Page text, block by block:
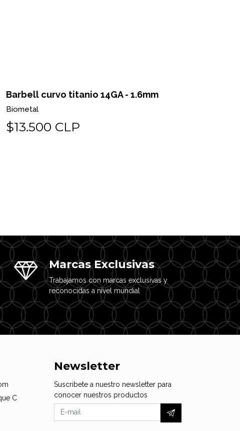
Barbell curvo 16GA - 1.2mm
Biometal
$13.500 CLP
Marcas Exclusivas
Trabajamos con marcas exclusivas y
reconocidas a nivel mundial
C
Newsletter
Suscribete a nuestro newsletter para
conocer nuestros productos